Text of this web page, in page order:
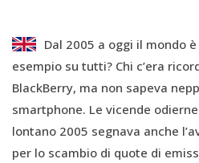
Dal 2005 a oggi il mondo
esempio su tutti? Chi c’era
BlackBerry, ma non sapeva
smartphone. Le vicende
lontano 2005 segnava anche
per lo scambio di quote di